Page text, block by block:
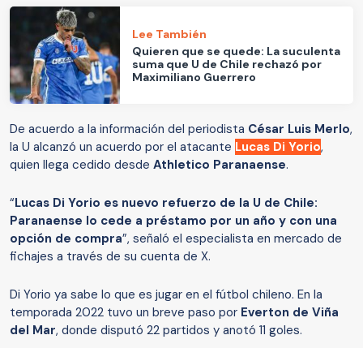
Lee También
Quieren que se quede: La suculenta
suma que U de Chile rechazó por
Maximiliano Guerrero
De acuerdo a la información del periodista César Luis Merlo,
la U alcanzó un acuerdo por el atacante Lucas Di Yorio,
quien llega cedido desde Athletico Paranaense.
“Lucas Di Yorio es nuevo refuerzo de la U de Chile:
Paranaense lo cede a préstamo por un año y con una
opción de compra”, señaló el especialista en mercado de
fichajes a través de su cuenta de X.
Di Yorio ya sabe lo que es jugar en el fútbol chileno. En la
temporada 2022 tuvo un breve paso por Everton de Viña
del Mar, donde disputó 22 partidos y anotó 11 goles.